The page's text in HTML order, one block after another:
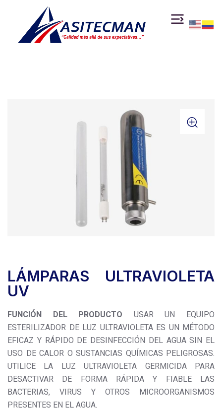
LÁMPARAS ULTRAVIOLETA
UV
FUNCIÓN DEL PRODUCTO USAR UN EQUIPO
ESTERILIZADOR DE LUZ ULTRAVIOLETA ES UN MÉTODO
EFICAZ Y RÁPIDO DE DESINFECCIÓN DEL AGUA SIN EL
USO DE CALOR O SUSTANCIAS QUÍMICAS PELIGROSAS.
UTILICE LA LUZ ULTRAVIOLETA GERMICIDA PARA
DESACTIVAR DE FORMA RÁPIDA Y FIABLE LAS
BACTERIAS, VIRUS Y OTROS MICROORGANISMOS
PRESENTES EN EL AGUA.